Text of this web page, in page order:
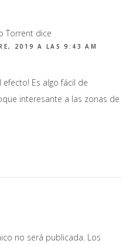
Torrent dice
2019 A LAS 9:43 AM
Es algo fácil de
interesante a las zonas de
no será publicada. Los